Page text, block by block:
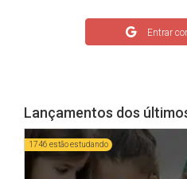
Entrar
Lançamentos dos
1746 estão estudando